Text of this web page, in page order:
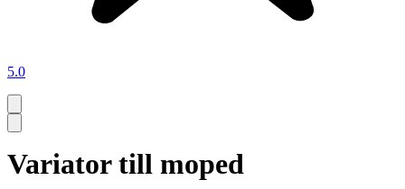
5.0
Variator till moped